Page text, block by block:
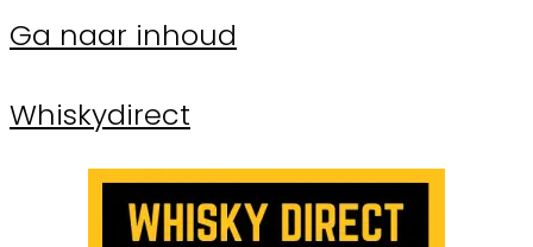
Ga naar inhoud
Whiskydirect